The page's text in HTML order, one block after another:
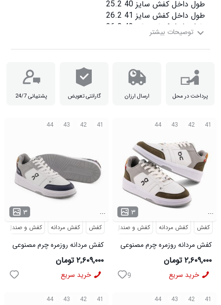
پرداخت در محل ارسال ارزان گارانتی تعویض پشتیبانی 24/7
41
42
43
44
۳ ...
کفش کفش مردانه کفش و صندل
کفش مردانه روزمره چرم مصنوعی
50918
۲,۶۰۹,۰۰۰ تومان
خرید سریع
41
42
43
44
۳ ...
کفش کفش مردانه کفش و صندل
کفش مردانه روزمره چرم مصنوعی
50919
۲,۶۰۹,۰۰۰ تومان
خرید سریع 9
41
42
43
44 41
42
43
44